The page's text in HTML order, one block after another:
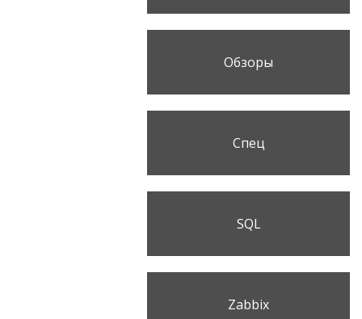
Обзоры
Спец
SQL
Zabbix